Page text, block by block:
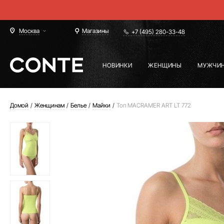
Москва Магазины +7 (495) 280-33-48
НОВИНКИ ЖЕНЩИНЫ
Домой Женщинам Белье Майки Топ MACRAMER ART LT 772